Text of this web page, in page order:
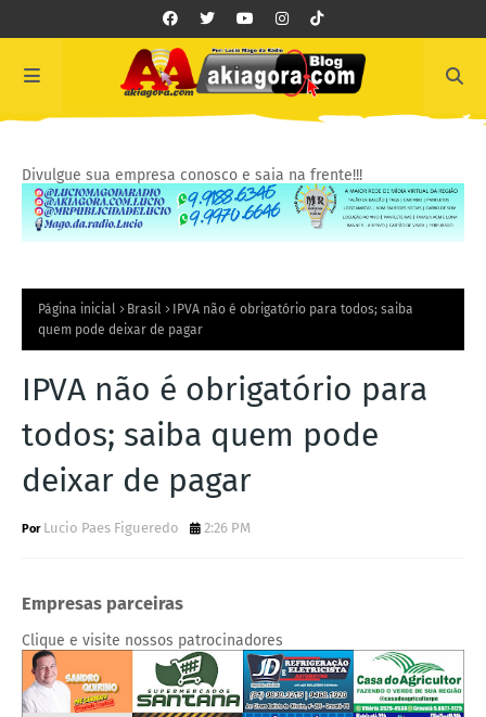
Divulgue sua empresa conosco e saia na frente!!!
Página inicial Brasil
IPVA não é obrigatório para todos; saiba
quem pode deixar de pagar
IPVA não é obrigatório para
todos; saiba quem pode
deixar de pagar
Lucio Paes Figueredo 2:26 PM
Empresas parceiras
Clique e visite nossos patrocinadores